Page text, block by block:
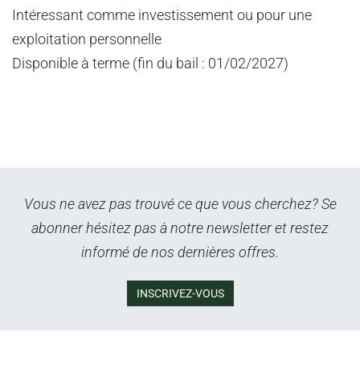
Intéressant comme investissement ou pour une
exploitation personnelle
Disponible à terme (fin du bail : 01/02/2027)
Vous ne avez pas trouvé ce que vous cherchez? Se
abonner hésitez pas à notre newsletter et restez
informé de nos dernières offres.
INSCRIVEZ-VOUS